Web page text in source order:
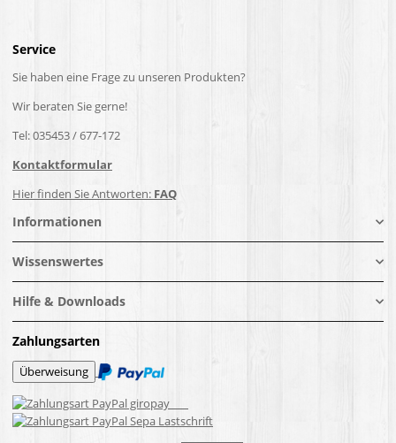
Service
Sie haben eine Frage zu unseren Produkten?
Wir beraten Sie gerne!
Tel: 035453 / 677-172
Kontaktformular
Hier finden Sie Antworten: FAQ
Informationen
Wissenswertes
Hilfe & Downloads
Zahlungsarten